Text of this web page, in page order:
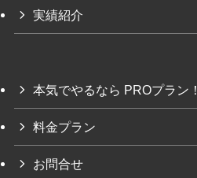
実績紹介
本気でやるなら PROプラン！
料金プラン
お問合せ